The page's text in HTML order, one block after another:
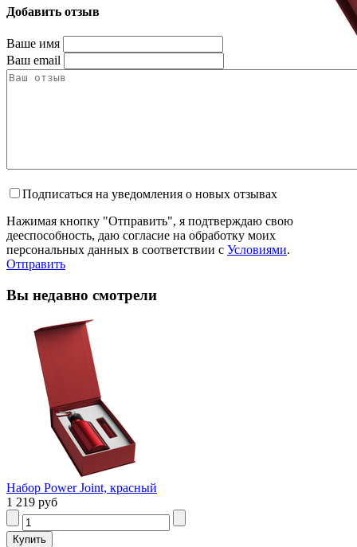
Добавить отзыв
Ваше имя
Ваш email
Подписаться на уведомления о новых отзывах
Нажимая кнопку "Отправить", я подтверждаю свою
дееспособность, даю согласие на обработку моих
персональных данных в соответствии с Условиями.
Отправить
Вы недавно смотрели
Набор Power Joint, красный
1 219 руб